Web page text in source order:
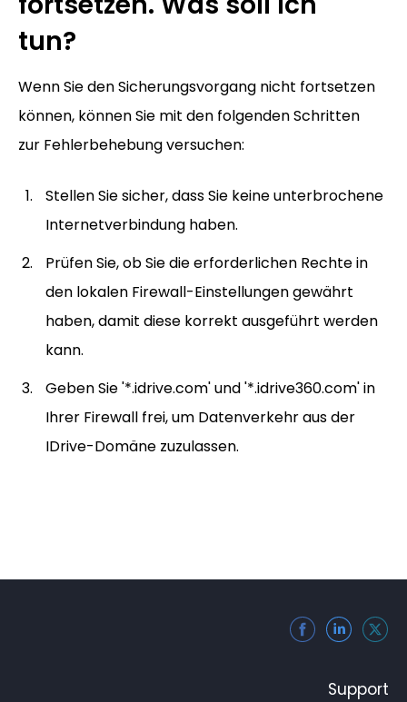
tun?
Wenn Sie den Sicherungsvorgang nicht fortsetzen
können, können Sie mit den folgenden Schritten
zur Fehlerbehebung versuchen:
Stellen Sie sicher, dass Sie keine unterbrochene
Internetverbindung haben.
Prüfen Sie, ob Sie die erforderlichen Rechte in
den lokalen Firewall-Einstellungen gewährt
haben, damit diese korrekt ausgeführt werden
kann.
Geben Sie '*.idrive.com' und '*.idrive360.com' in
Ihrer Firewall frei, um Datenverkehr aus der
IDrive-Domäne zuzulassen.
Support